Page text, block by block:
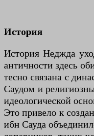
История
История Неджда
античности здесь
тесно связана с
Саудом и
идеологической
Это привело к
ибн Сауда